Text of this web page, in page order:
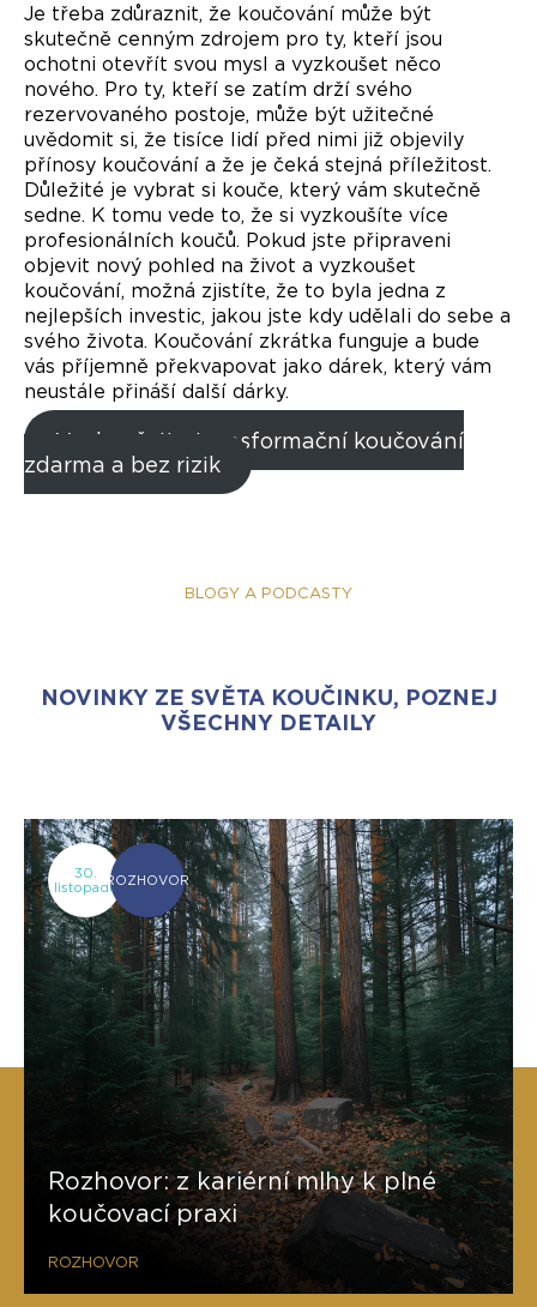
Je třeba zdůraznit, že koučování může být
skutečně cenným zdrojem pro ty, kteří jsou
ochotni otevřít svou mysl a vyzkoušet něco
nového. Pro ty, kteří se zatím drží svého
rezervovaného postoje, může být užitečné
uvědomit si, že tisíce lidí před nimi již objevily
přínosy koučování a že je čeká stejná příležitost.
Důležité je vybrat si kouče, který vám skutečně
sedne. K tomu vede to, že si vyzkoušíte více
profesionálních koučů. Pokud jste připraveni
objevit nový pohled na život a vyzkoušet
koučování, možná zjistíte, že to byla jedna z
nejlepších investic, jakou jste kdy udělali do sebe a
svého života. Koučování zkrátka funguje a bude
vás příjemně překvapovat jako dárek, který vám
neustále přináší další dárky.
Vyzkoušejte transformační koučování
zdarma a bez rizik
BLOGY A PODCASTY
NOVINKY ZE SVĚTA KOUČINKU, POZNEJ
VŠECHNY DETAILY
30.
listopaduROZHOVOR
Rozhovor: z kariérní mlhy k plné
koučovací praxi
ROZHOVOR